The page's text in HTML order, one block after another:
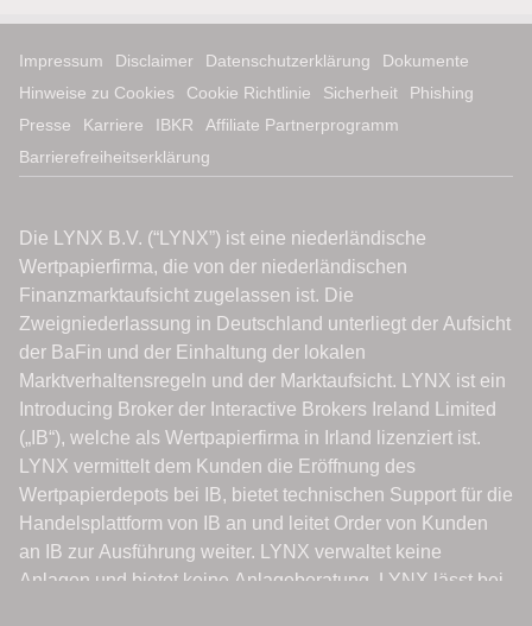
Impressum Disclaimer Datenschutzerklärung
Dokumente
Hinweise zu Cookies
Cookie Richtlinie Sicherheit
Phishing
Presse
Karriere IBKR
Affiliate Partnerprogramm
Barrierefreiheitserklärung